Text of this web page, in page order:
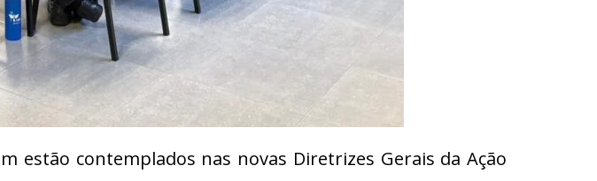
estão contemplados nas novas Diretrizes Gerais da Ação